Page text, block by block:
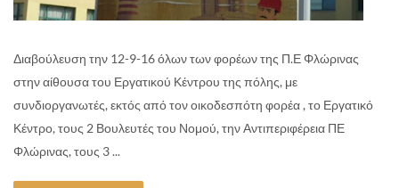
Διαβούλευση την 12-9-16 όλων των φορέων της Π.Ε Φλώρινας
στην αίθουσα του Εργατικού Κέντρου της πόλης, με
συνδιοργανωτές, εκτός από τον οικοδεσπότη φορέα , το Εργατικό
Κέντρο, τους 2 Βουλευτές του Νομού, την Αντιπεριφέρεια ΠΕ
Φλώρινας, τους 3 ...